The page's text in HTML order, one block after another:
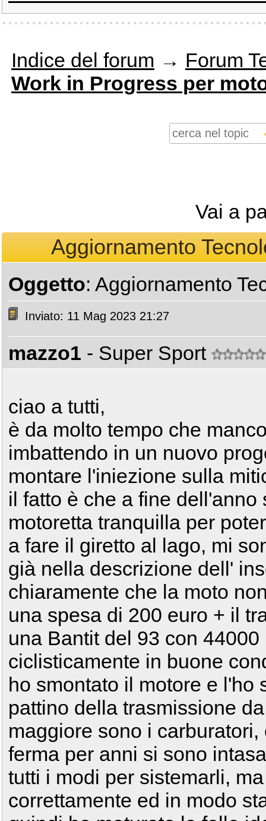
Indice del forum → Forum
Work in Progress per
Vai a
Aggiornamento
Oggetto: Aggiornamento
Inviato: 11 Mag 2023 21:27
mazzo1 - Super Sport
ciao a tutti,
è da molto tempo che
imbattendo in un nuovo
montare l'iniezione sulla
il fatto è che a fine
motoretta tranquilla per
a fare il giretto al lago, mi
già nella descrizione dell'
chiaramente che la moto
una spesa di 200 euro + il
una Bantit del 93 con
ciclisticamente in buone
ho smontato il motore e l'ho
pattino della trasmissione
maggiore sono i
ferma per anni si sono
tutti i modi per sistemarli,
correttamente ed in modo